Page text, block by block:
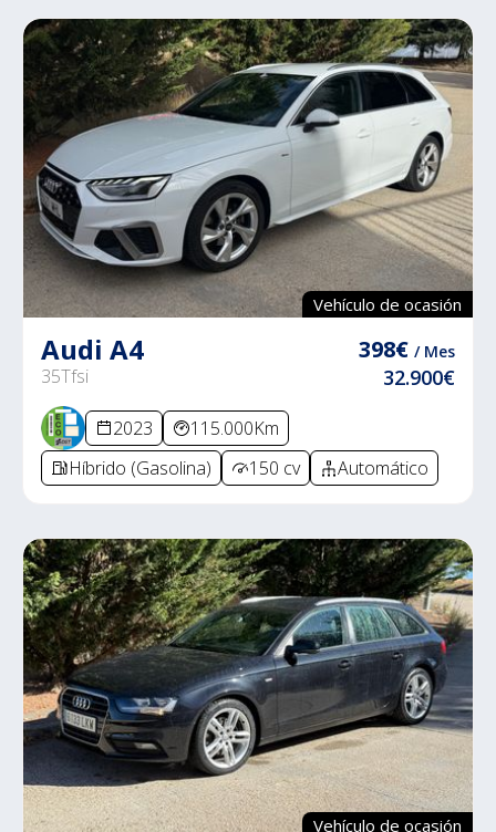
Vehículo de ocasión
Audi A4
35Tfsi
398€ / Mes
32.900€
2023
115.000Km
Híbrido (Gasolina)
150 cv Automático
Vehículo de ocasión